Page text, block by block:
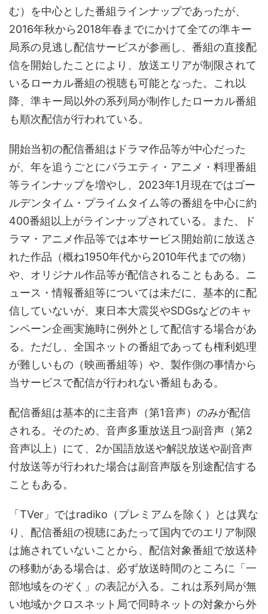
む）を中心とした番組ラインナップであったが、
2016年秋から2018年春までにかけて全ての準キー
局系の見逃し配信サービスが参画し、番組の直接配
信を開始したことにより、放送エリアが制限されて
いるローカル番組の視聴も可能となった。これ以
降、準キー局以外の系列局が制作したローカル番組
も順次配信が行われている。
開始当初の配信番組はドラマ作品等が中心だった
が、年を追うごとにバラエティ・アニメ・料理番組
等ラインナップを増やし、2023年1月現在ではゴー
ルデンタイム・プライムタイム等の番組を中心に約
400番組以上がラインナップされている。また、ド
ラマ・アニメ作品等では本サービス開始前に放送さ
れた作品（概ね1950年代から2010年代までの物）
や、オリジナル作品等が配信されることもある。ニ
ュース・情報番組等については未だに、基本的に配
信していないが、東日本大震災やSDGsなどのキャ
ンペーン企画実施時に例外として配信する場合があ
る。ただし、全国ネットの番組であっても権利処理
が難しいもの（映画番組等）や、製作側の事情から
当サービスで配信が行われない番組もある。
配信番組は基本的に主音声（第1音声）のみが配信
される。そのため、音声多重放送且つ副音声（第2
音声以上）にて、2か国語放送や解説放送や副音声
付放送等が行われた場合は副音声版を別途配信する
こともある。
「TVer」ではradiko（プレミアムを除く）とは異な
り、配信番組の視聴にあたって国内でのエリア制限
は施されていないことから、配信対象番組で放送枠
の移動がある場合は、必ず放送時間のところに「一
部地域をのぞく」の表記が入る。これは系列局が無
い地域かクロスネット局で同時ネットの対象から外